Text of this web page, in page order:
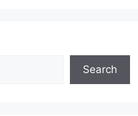
Search